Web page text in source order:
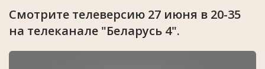
Смотрите телеверсию 27 июня в 20-35
на телеканале "Беларусь 4".